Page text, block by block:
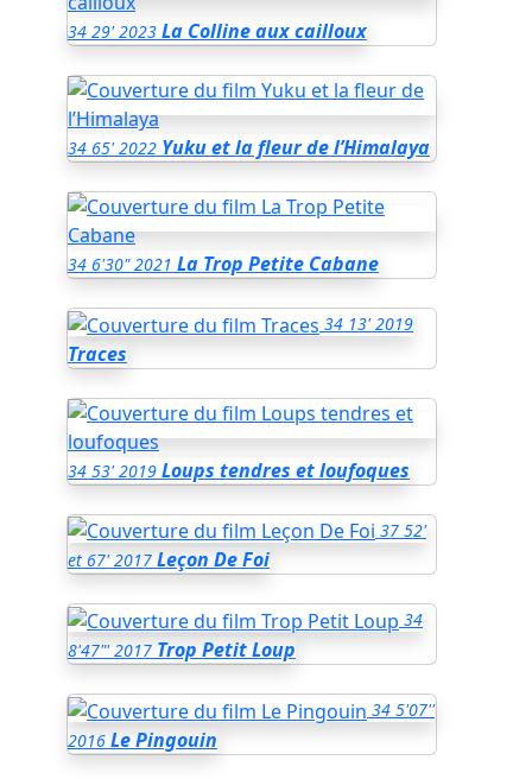
34 29' 2023 La Colline aux cailloux
34 65' 2022 Yuku et la fleur de l’Himalaya
34 6'30" 2021 La Trop Petite Cabane
34 13' 2019
Traces
34 53' 2019 Loups tendres et loufoques
37 52'
et 67' 2017 Leçon De Foi
34
8'47"' 2017 Trop Petit Loup
34 5'07''
2016 Le Pingouin